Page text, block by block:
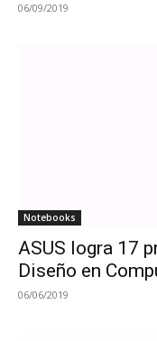
06/09/2019
Notebooks
ASUS logra 17
Diseño en
06/06/2019